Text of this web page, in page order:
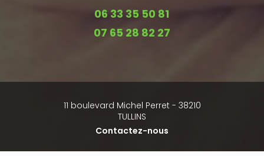
06 33 35 50 81
07 65 28 82 27
11 boulevard Michel Perret - 38210
TULLINS
Contactez-nous